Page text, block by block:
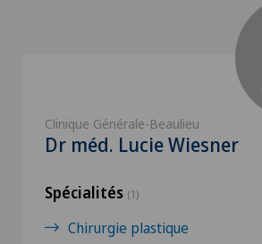
Clinique Générale-Beaulieu
Dr méd. Lucie Wiesner
Spécialités (1)
Chirurgie plastique